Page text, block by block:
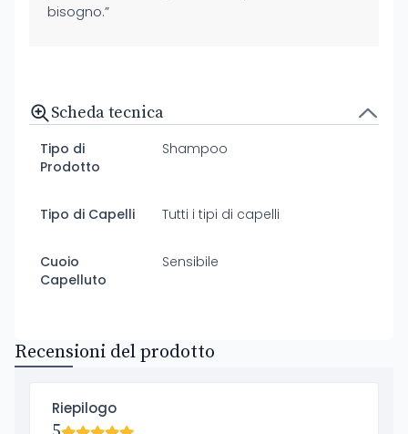
bisogno.”
Scheda tecnica
Tipo di
Prodotto
Shampoo
Tipo di Capelli Tutti i tipi di capelli
Cuoio
Capelluto
Sensibile
Recensioni del prodotto
Riepilogo